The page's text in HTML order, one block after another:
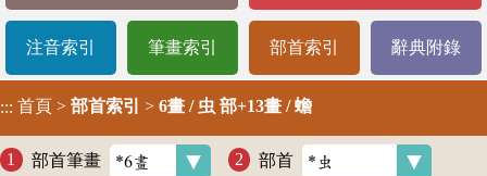
注音索引 筆畫索引 部首索引 辭典附錄
::: 首頁 > 部首索引 > 6畫 / 虫 部+13畫 / 蟾
部首筆畫 部首